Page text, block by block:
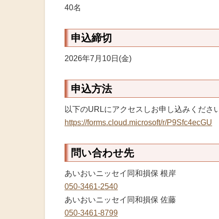
40名
申込締切
2026年7月10日(金)
申込方法
以下のURLにアクセスしお申し込みくださ
https://forms.cloud.microsoft/r/P9Sfc4ecGU
問い合わせ先
あいおいニッセイ同和損保 根岸
050-3461-2540
あいおいニッセイ同和損保 佐藤
050-3461-8799